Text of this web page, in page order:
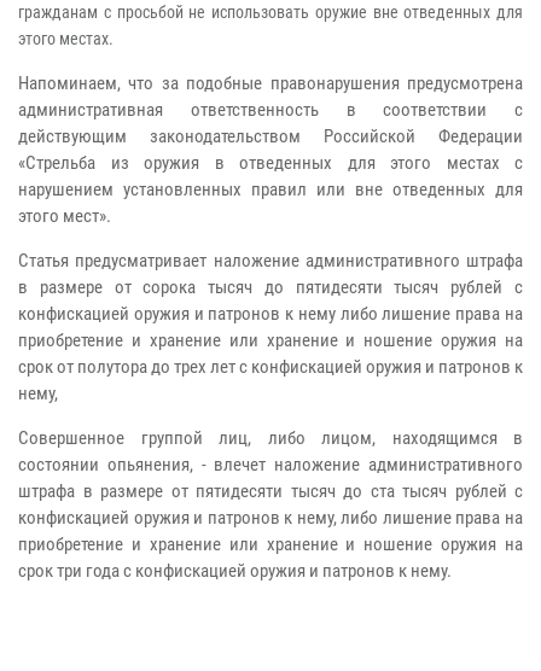
гражданам с просьбой не использовать оружие вне отведенных для
этого местах.
Напоминаем, что за подобные правонарушения предусмотрена
административная ответственность в соответствии с
действующим законодательством Российской Федерации
«Стрельба из оружия в отведенных для этого местах с
нарушением установленных правил или вне отведенных для
этого мест».
Статья предусматривает наложение административного штрафа
в размере от сорока тысяч до пятидесяти тысяч рублей с
конфискацией оружия и патронов к нему либо лишение права на
приобретение и хранение или хранение и ношение оружия на
срок от полутора до трех лет с конфискацией оружия и патронов к
нему,
Совершенное группой лиц, либо лицом, находящимся в
состоянии опьянения, - влечет наложение административного
штрафа в размере от пятидесяти тысяч до ста тысяч рублей с
конфискацией оружия и патронов к нему, либо лишение права на
приобретение и хранение или хранение и ношение оружия на
срок три года с конфискацией оружия и патронов к нему.